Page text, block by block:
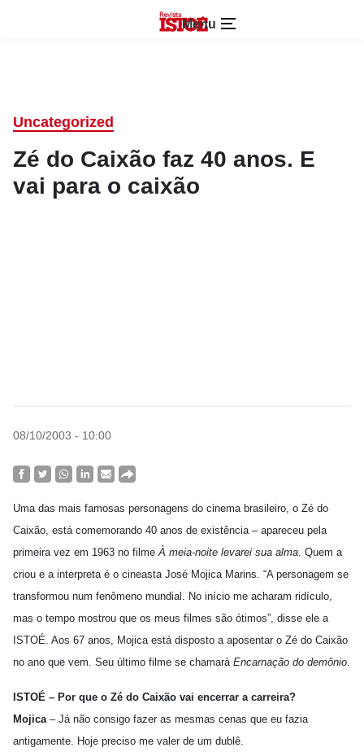
Menu
Uncategorized
Zé do Caixão faz 40 anos. E
vai para o caixão
08/10/2003 - 10:00
Uma das mais famosas personagens do cinema brasileiro, o Zé do
Caixão, está comemorando 40 anos de existência – apareceu pela
primeira vez em 1963 no filmeÀ meia-noite levarei sua alma. Quem a
criou e a interpreta é o cineasta José Mojica Marins. “A personagem se
transformou num fenômeno mundial. No início me acharam ridículo,
mas o tempo mostrou que os meus filmes são ótimos”, disse ele a
ISTOÉ. Aos 67 anos, Mojica está disposto a aposentar o Zé do Caixão
no ano que vem. Seu último filme se chamará Encarnação do demônio.
ISTOÉ – Por que o Zé do Caixão vai encerrar a carreira?
Mojica– Já não consigo fazer as mesmas cenas que eu fazia
antigamente. Hoje preciso me valer de um dublê.